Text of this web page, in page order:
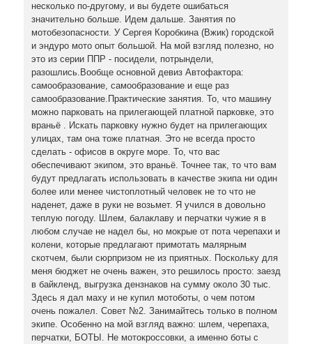
несколько по-другому, и вы будете ошибаться
значительно больше. Идем дальше. Занятия по
мотобезопасности. У Сергея Коробкина (Вжик) городской
и эндуро мото опыт большой. На мой взгляд полезно, но
это из серии ППР - посидели, потрындели,
разошлись.Вообще основной девиз Автофактора:
самообразование, самообразование и еще раз
самообразование.Практические занятия. То, что машину
можно парковать на прилегающей платной парковке, это
враньё . Искать парковку нужно будет на прилегающих
улицах, там она тоже платная. Это не всегда просто
сделать - офисов в округе море. То, что вас
обеспечивают экипом, это враньё. Точнее так, то что вам
будут предлагать использовать в качестве экипа ни один
более или менее чистоплотный человек не то что не
наденет, даже в руки не возьмет. Я учился в довольно
теплую погоду. Шлем, балаклаву и перчатки чужие я в
любом случае не надел бы, но мокрые от пота черепахи и
колени, которые предлагают примотать малярным
скотчем, были сюрпризом не из приятных. Поскольку для
меня бюджет не очень важен, это решилось просто: заезд
в байкленд, выгрузка дензнаков на сумму около 30 тыс.
Здесь я дал маху и не купил мотоботы, о чем потом
очень пожалел. Совет №2. Занимайтесь только в полном
экипе. Особенно на мой взгляд важно: шлем, черепаха,
перчатки, БОТЫ. Не мотокроссовки, а именно боты с